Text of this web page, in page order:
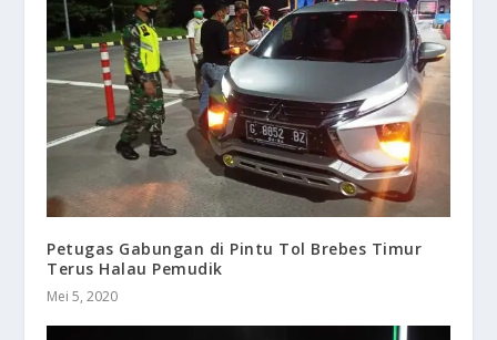
Petugas Gabungan di Pintu Tol Brebes Timur
Terus Halau Pemudik
Mei 5, 2020